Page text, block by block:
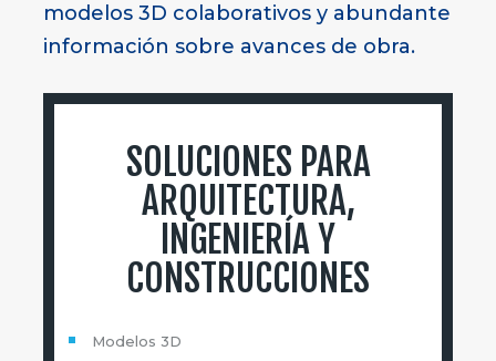
modelos 3D colaborativos y abundante
información sobre avances de obra.
SOLUCIONES PARA
ARQUITECTURA,
INGENIERÍA Y
CONSTRUCCIONES
Modelos 3D